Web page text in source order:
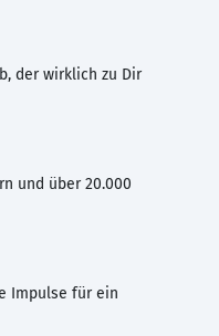
der wirklich zu Dir
und über 20.000
Impulse für ein